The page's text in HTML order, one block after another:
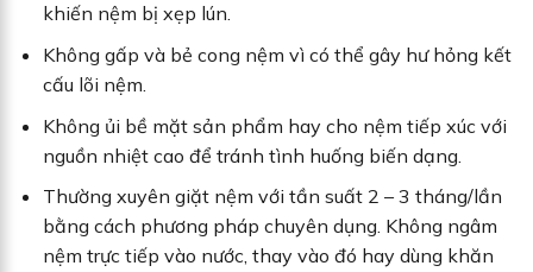
khiến nệm bị xẹp lún.
Không gấp và bẻ cong nệm vì có thể gây hư hỏng kết
cấu lõi nệm.
Không ủi bề mặt sản phẩm hay cho nệm tiếp xúc với
nguồn nhiệt cao để tránh tình huống biến dạng.
Thường xuyên giặt nệm với tần suất 2 – 3 tháng/lần
bằng cách phương pháp chuyên dụng. Không ngâm
nệm trực tiếp vào nước, thay vào đó hay dùng khăn